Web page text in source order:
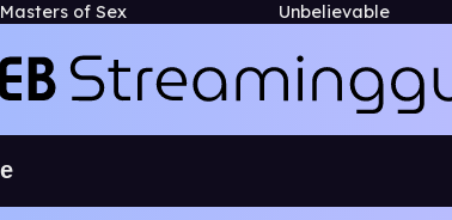
Masters of Sex Unbelievable